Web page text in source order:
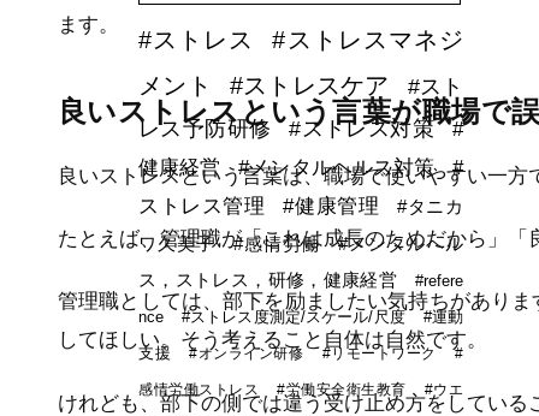
ます。
良いストレスという言葉が職場で
良いストレスという言葉は、職場で使いやすい一
たとえば、管理職が「これは成長のためだから」
管理職としては、部下を励ましたい気持ちがあり
してほしい。そう考えること自体は自然です。
けれども、部下の側では違う受け止め方をしている
#ストレス
#ストレスマネジ
メント
#ストレスケア
#スト
レス予防研修
#ストレス対策
#
健康経営
#メンタルヘルス対策
#
ストレス管理
#健康管理
#タニカ
ワ久美子
#感情労働
#メンタルヘル
ス，ストレス，研修，健康経営
#refere
nce
#ストレス度測定/スケール/尺度
#運動
支援
#オンライン研修 #リモートワーク #
感情労働ストレス #労働安全衛生教育 #ウエ